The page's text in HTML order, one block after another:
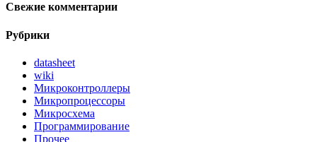
Свежие комментарии
Рубрики
datasheet
wiki
Микроконтроллеры
Микропроцессоры
Микросхема
Программирование
Прочее